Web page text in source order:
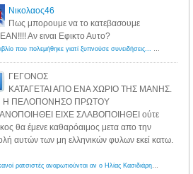
Νικολαος46
Πως μπορουμε να το κατεβασουμε
Αν ειναι Εφικτο Αυτο?
Ένα βιβλίο που πολεμήθηκε γιατί ξυπνούσε συνειδήσεις... - Λόγιος Ερμής | Η γνώση ξεκινάει με την αναζήτηση...
ΓΕΓΟΝΟΣ
ΚΑΤΑΓΕΤΑΙ ΑΠΟ ΕΝΑ ΧΩΡΙΟ ΤΗΣ ΜΑΝΗΣ.
Η ΠΕΛΟΠΟΝΗΣΟ ΠΡΩΤΟΥ
ΕΙΧΕ ΣΛΑΒΟΠΟΙΗΘΕΙ ούτε
θα έμενε καθαρόαιμος μετα απο την
αυτών των μη ελληνικών φυλων εκεί κατω.
Αμερικανοί ρατσιστές αναρωτιούνται αν ο Ηλίας Κασιδιάρης ανήκει στη λευκή φυλή... - Λόγιος Ερμής